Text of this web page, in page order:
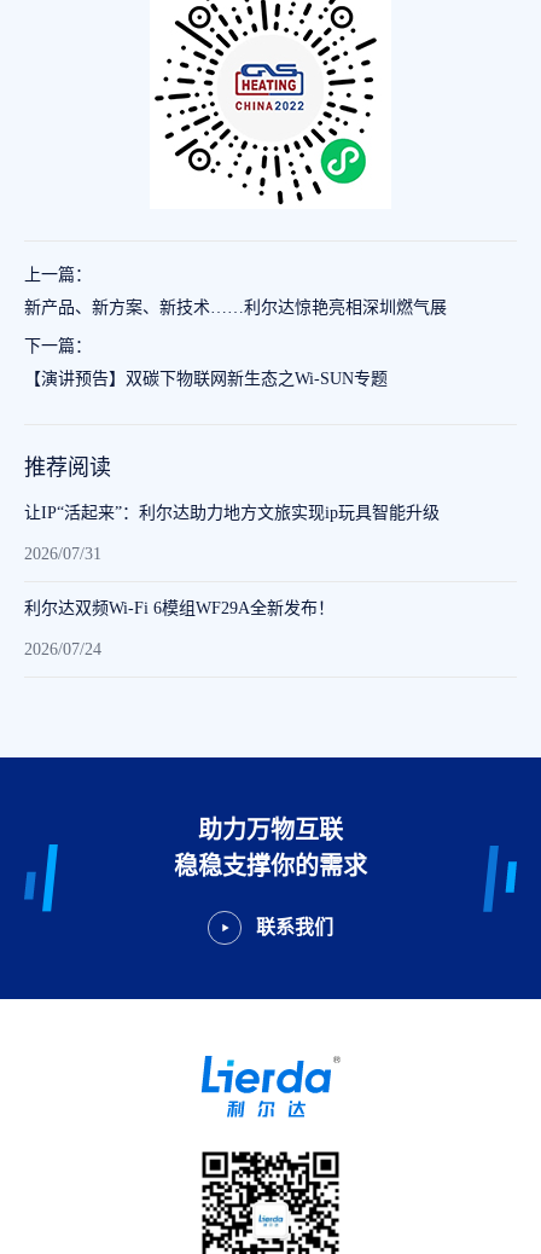
上一篇：
新产品、新方案、新技术……利尔达惊艳亮相深圳燃气展
下一篇：
【演讲预告】双碳下物联网新生态之Wi-SUN专题
推荐阅读
让IP“活起来”：利尔达助力地方文旅实现ip玩具智能升级
2026/07/31
利尔达双频Wi-Fi 6模组WF29A全新发布！
2026/07/24
助力万物互联
稳稳支撑你的需求
联系我们